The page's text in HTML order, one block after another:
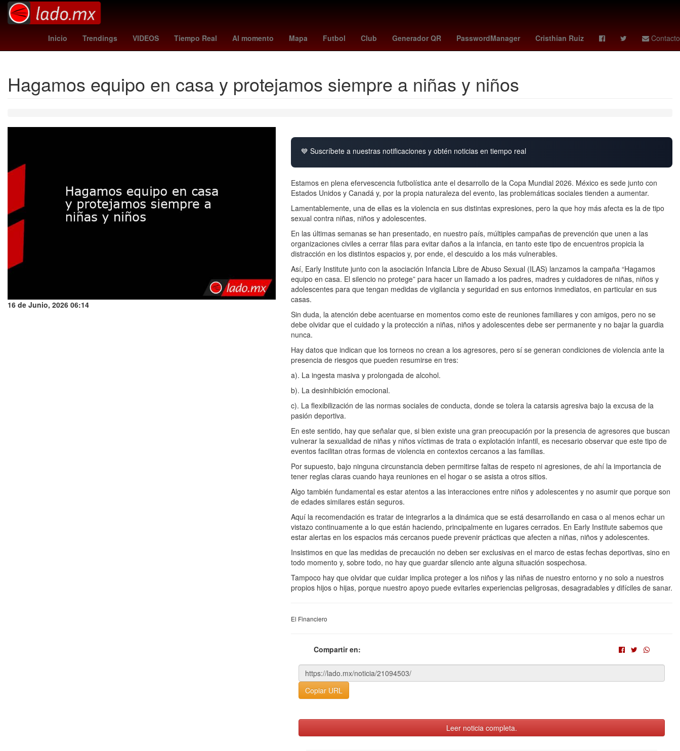
Inicio Trendings VIDEOS Tiempo Real Al momento Mapa Futbol Club Generador QR PasswordManager Cristhian Ruiz Contacto
Dólar estadounidense skarsgard columbus crew - pachuca Centroamérica Secta change org argentina mundial florian monzon así aprenderás Harrison Ford Nuno Mendes
Hagamos equipo en casa y protejamos siempre a niñas y niños
16 de Junio, 2026 06:14
💙 Suscríbete a nuestras notificaciones y obtén noticias en tiempo real
Estamos en plena efervescencia futbolística ante el desarrollo de la Copa Mundial 2026. México es sede junto con
Estados Unidos y Canadá y, por la propia naturaleza del evento, las problemáticas sociales tienden a aumentar.
Lamentablemente, una de ellas es la violencia en sus distintas expresiones, pero la que hoy más afecta es la de tipo
sexual contra niñas, niños y adolescentes.
En las últimas semanas se han presentado, en nuestro país, múltiples campañas de prevención que unen a las
organizaciones civiles a cerrar filas para evitar daños a la infancia, en tanto este tipo de encuentros propicia la
distracción en los distintos espacios y, por ende, el descuido a los más vulnerables.
Así, Early Institute junto con la asociación Infancia Libre de Abuso Sexual (ILAS) lanzamos la campaña “Hagamos
equipo en casa. El silencio no protege” para hacer un llamado a los padres, madres y cuidadores de niñas, niños y
adolescentes para que tengan medidas de vigilancia y seguridad en sus entornos inmediatos, en particular en sus
casas.
Sin duda, la atención debe acentuarse en momentos como este de reuniones familiares y con amigos, pero no se
debe olvidar que el cuidado y la protección a niñas, niños y adolescentes debe ser permanente y no bajar la guardia
nunca.
Hay datos que indican que los torneos no crean a los agresores, pero sí se generan condiciones de violencia ante la
presencia de riesgos que pueden resumirse en tres:
a). La ingesta masiva y prolongada de alcohol.
b). La desinhibición emocional.
c). La flexibilización de las normas sociales de conducta, donde se tolera la catarsis agresiva bajo la excusa de la
pasión deportiva.
En este sentido, hay que señalar que, si bien existe una gran preocupación por la presencia de agresores que buscan
vulnerar la sexualidad de niñas y niños víctimas de trata o explotación infantil, es necesario observar que este tipo de
eventos facilitan otras formas de violencia en contextos cercanos a las familias.
Por supuesto, bajo ninguna circunstancia deben permitirse faltas de respeto ni agresiones, de ahí la importancia de
tener reglas claras cuando haya reuniones en el hogar o se asista a otros sitios.
Algo también fundamental es estar atentos a las interacciones entre niños y adolescentes y no asumir que porque son
de edades similares están seguros.
Aquí la recomendación es tratar de integrarlos a la dinámica que se está desarrollando en casa o al menos echar un
vistazo continuamente a lo que están haciendo, principalmente en lugares cerrados. En Early Institute sabemos que
estar alertas en los espacios más cercanos puede prevenir prácticas que afecten a niñas, niños y adolescentes.
Insistimos en que las medidas de precaución no deben ser exclusivas en el marco de estas fechas deportivas, sino en
todo momento y, sobre todo, no hay que guardar silencio ante alguna situación sospechosa.
Tampoco hay que olvidar que cuidar implica proteger a los niños y las niñas de nuestro entorno y no solo a nuestros
propios hijos o hijas, porque nuestro apoyo puede evitarles experiencias peligrosas, desagradables y difíciles de sanar.
El Financiero
Compartir en:
Copiar URL
Leer noticia completa.